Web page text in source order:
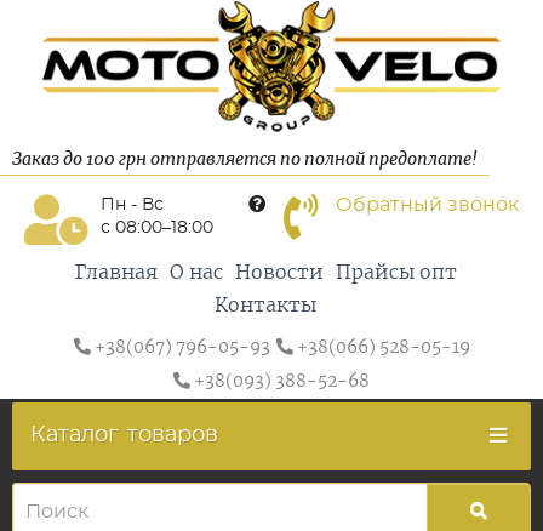
Заказ до 100 грн отправляется по полной предоплате!
Пн - Вс
с 08:00–18:00
Обратный звонок
Главная О нас Новости
Прайсы опт
Контакты
+38(067) 796-05-93
+38(066) 528-05-19
+38(093) 388-52-68
Каталог товаров